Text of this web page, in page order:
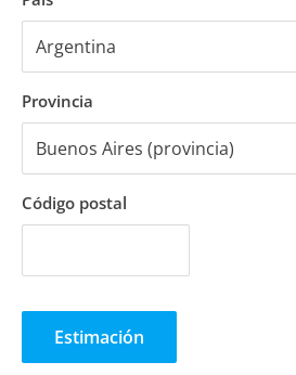
Gramaje
Ancho: 1,70 mts / 1,75 mts
Largo del rollo: 35 mts
Marca:Locomotiva
Línea del producto:FLC Plásticos -
Origen:Brasil.
Provincia
Código postal
Estimación